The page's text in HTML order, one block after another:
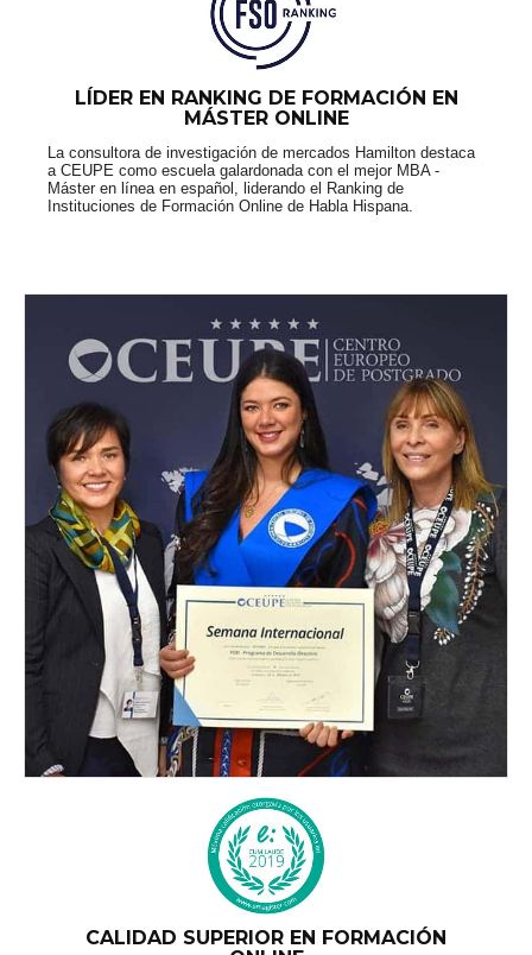
LÍDER EN RANKING DE FORMACIÓN EN
MÁSTER ONLINE
La consultora de investigación de mercados Hamilton destaca
a CEUPE como escuela galardonada con el mejor MBA -
Máster en línea en español, liderando el Ranking de
Instituciones de Formación Online de Habla Hispana.
CALIDAD SUPERIOR EN FORMACIÓN